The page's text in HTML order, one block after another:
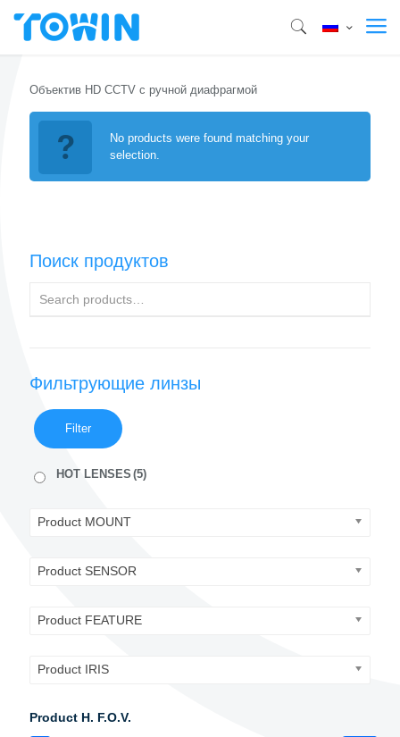
Объектив HD CCTV с ручной диафрагмой
No products were found matching your
selection.
Поиск продуктов
Фильтрующие линзы
Filter
HOT LENSES (5)
Product MOUNT
Product SENSOR
Product FEATURE
Product IRIS
Product H. F.O.V.